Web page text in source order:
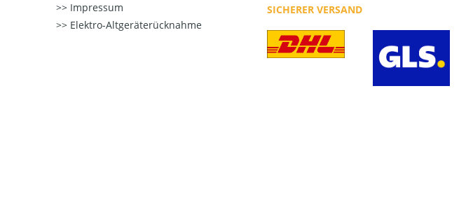
Impressum
Elektro-Altgeräterücknahme
SICHERER VERSAND